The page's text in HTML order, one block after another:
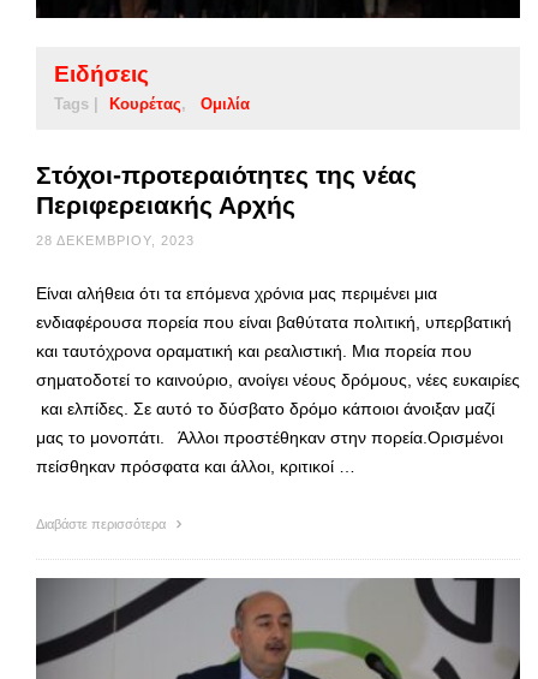
Ειδήσεις
Tags | Κουρέτας Ομιλία
Στόχοι-προτεραιότητες της νέας
Περιφερειακής Αρχής
28 ΔΕΚΕΜΒΡΊΟΥ, 2023
Είναι αλήθεια ότι τα επόμενα χρόνια μας περιμένει μια
ενδιαφέρουσα πορεία που είναι βαθύτατα πολιτική, υπερβατική
και ταυτόχρονα οραματική και ρεαλιστική. Μια πορεία που
σηματοδοτεί το καινούριο, ανοίγει νέους δρόμους, νέες ευκαιρίες
και ελπίδες. Σε αυτό το δύσβατο δρόμο κάποιοι άνοιξαν μαζί
μας το μονοπάτι. Άλλοι προστέθηκαν στην πορεία.Ορισμένοι
πείσθηκαν πρόσφατα και άλλοι, κριτικοί …
Διαβάστε περισσότερα